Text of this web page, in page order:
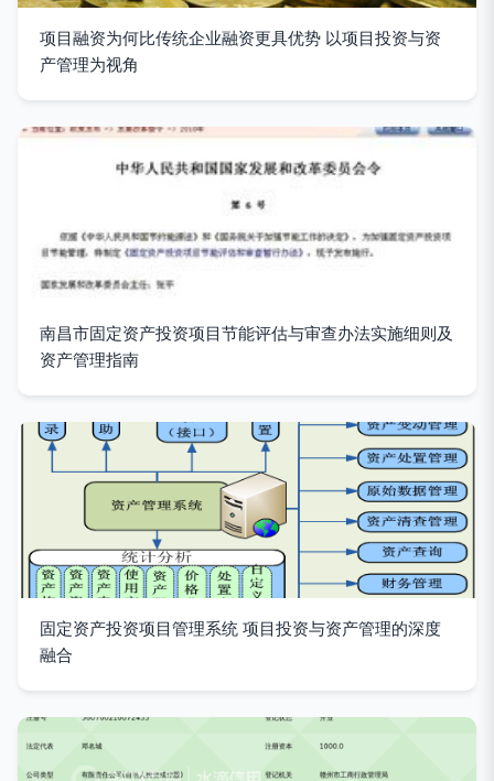
项目融资为何比传统企业融资更具优势 以项目投资与资
产管理为视角
南昌市固定资产投资项目节能评估与审查办法实施细则及
资产管理指南
固定资产投资项目管理系统 项目投资与资产管理的深度
融合